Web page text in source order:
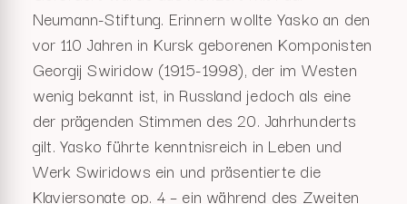
Neumann-Stiftung. Erinnern wollte Yasko an den
vor 110 Jahren in Kursk geborenen Komponisten
Georgij Swiridow (1915-1998), der im Westen
wenig bekannt ist, in Russland jedoch als eine
der prägenden Stimmen des 20. Jahrhunderts
gilt. Yasko führte kenntnisreich in Leben und
Werk Swiridows ein und präsentierte die
Klaviersonate op. 4 – ein während des Zweiten